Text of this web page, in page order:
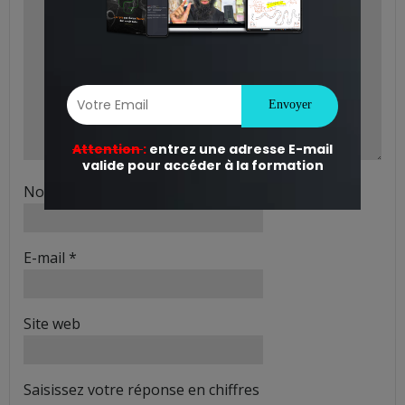
Nom
E-mail *
Site web
Saisissez votre réponse en chiffres